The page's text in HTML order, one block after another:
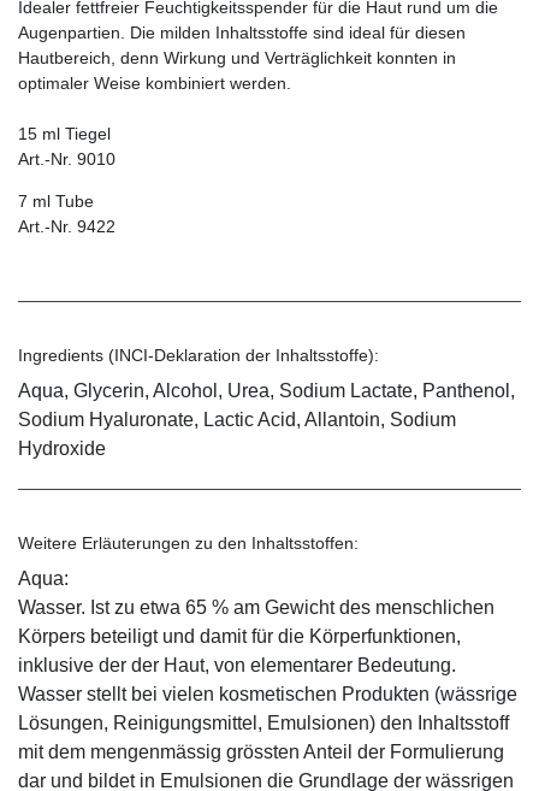
Idealer fettfreier Feuchtigkeitsspender für die Haut rund um die
Augenpartien. Die milden Inhaltsstoffe sind ideal für diesen
Hautbereich, denn Wirkung und Verträglichkeit konnten in
optimaler Weise kombiniert werden.
15 ml Tiegel
Art.-Nr. 9010
7 ml Tube
Art.-Nr. 9422
Ingredients (INCI-Deklaration der Inhaltsstoffe):
Aqua, Glycerin, Alcohol, Urea, Sodium Lactate, Panthenol,
Sodium Hyaluronate, Lactic Acid, Allantoin, Sodium
Hydroxide
Weitere Erläuterungen zu den Inhaltsstoffen:
Aqua:
Wasser. Ist zu etwa 65 % am Gewicht des menschlichen
Körpers beteiligt und damit für die Körperfunktionen,
inklusive der der Haut, von elementarer Bedeutung.
Wasser stellt bei vielen kosmetischen Produkten (wässrige
Lösungen, Reinigungsmittel, Emulsionen) den Inhaltsstoff
mit dem mengenmässig grössten Anteil der Formulierung
dar und bildet in Emulsionen die Grundlage der wässrigen